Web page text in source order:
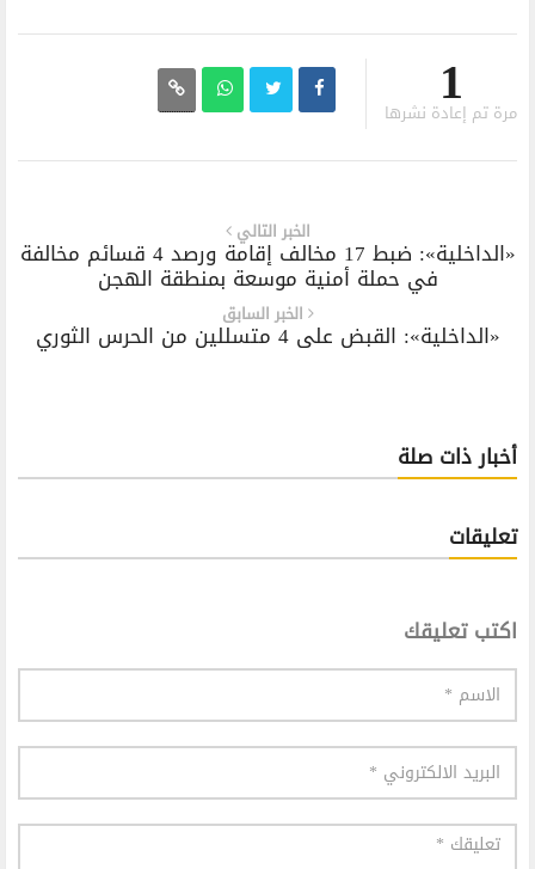
1
مرة تم إعادة نشرها
الخبر التالي
«الداخلية»: ضبط 17 مخالف إقامة ورصد 4 قسائم مخالفة
في حملة أمنية موسعة بمنطقة الهجن
الخبر السابق
«الداخلية»: القبض على 4 متسللين من الحرس الثوري
أخبار ذات صلة
تعليقات
اكتب تعليقك